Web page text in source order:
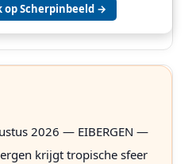
op Scherpinbeeld →
2026 — EIBERGEN —
krijgt tropische sfeer